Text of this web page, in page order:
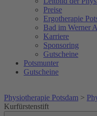
Preise
Ergotherapie
Bad im Werner
Karriere
Sponsoring
Gutscheine
Potsmunter
Gutscheine
Physiotherapie Potsdam >
Kurfürstenstift